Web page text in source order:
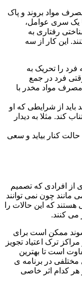
مواد بروند و پاک
یک سری عوامل،
رفتاری به
این کار از سه
را تحریک به
فرد در جمع
مصرف مواد مخدر با
باید از شرایطی که او
کند. مثلا به دیدار
حالت کنار بیاید و سعی
از افرادی که تصمیم
مانند چون نمی توانند
هستند که این حالات را
می کنند.
شوند ممکن است برای
ترک اعتیاد تجویز
است تا بهترین
در برنامه ی
هر کدام اثر خاصی